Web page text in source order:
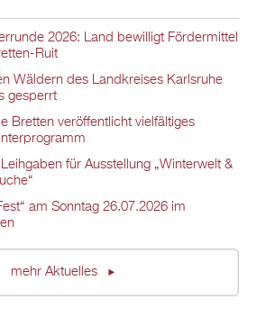
2026: Land bewilligt Fördermittel
Ruit
Wäldern des Landkreises Karlsruhe
gesperrt
Bretten veröffentlicht vielfältiges
für Ausstellung „Winterwelt &
am Sonntag 26.07.2026 im
mehr Aktuelles